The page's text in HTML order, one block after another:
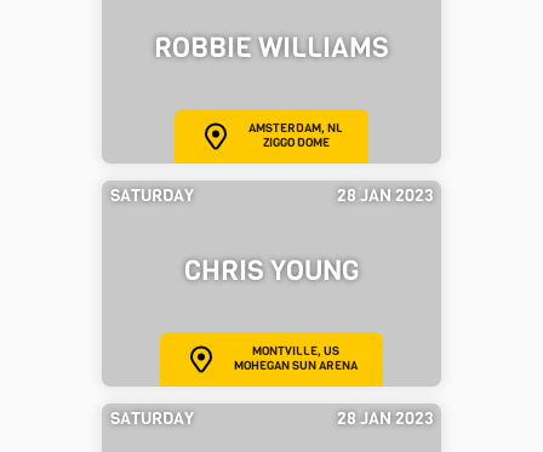
ROBBIE WILLIAMS
AMSTERDAM, NL
ZIGGO DOME
SATURDAY 28 JAN 2023
CHRIS YOUNG
MONTVILLE, US
MOHEGAN SUN ARENA
SATURDAY 28 JAN 2023